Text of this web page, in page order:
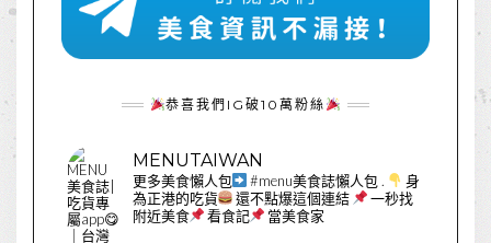
恭喜我們IG破10萬粉絲
MENUTAIWAN
更多美食懶人包 #menu美食誌懶人包 .
身
為正港的吃貨
還不點爆這個連結
一秒找
附近美食
看食記 當美食家